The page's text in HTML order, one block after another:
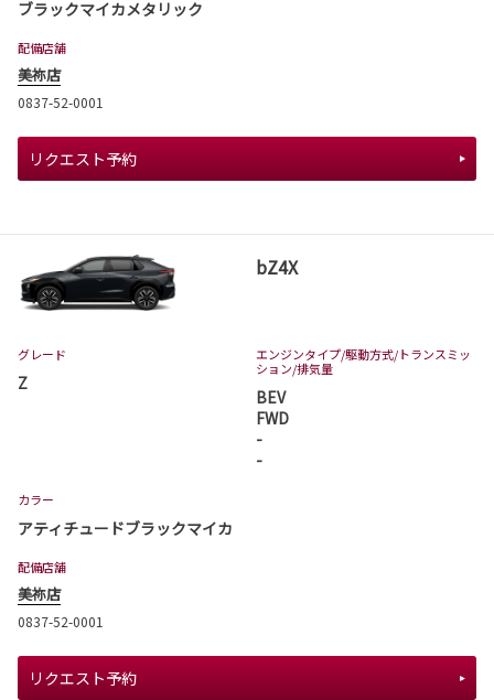
ブラックマイカメタリック
配備店舗
美祢店
0837-52-0001
リクエスト予約
bZ4X
グレード
Z
エンジンタイプ/駆動方式/トランスミッ
ション/排気量
BEV
FWD
-
-
カラー
アティチュードブラックマイカ
配備店舗
美祢店
0837-52-0001
リクエスト予約